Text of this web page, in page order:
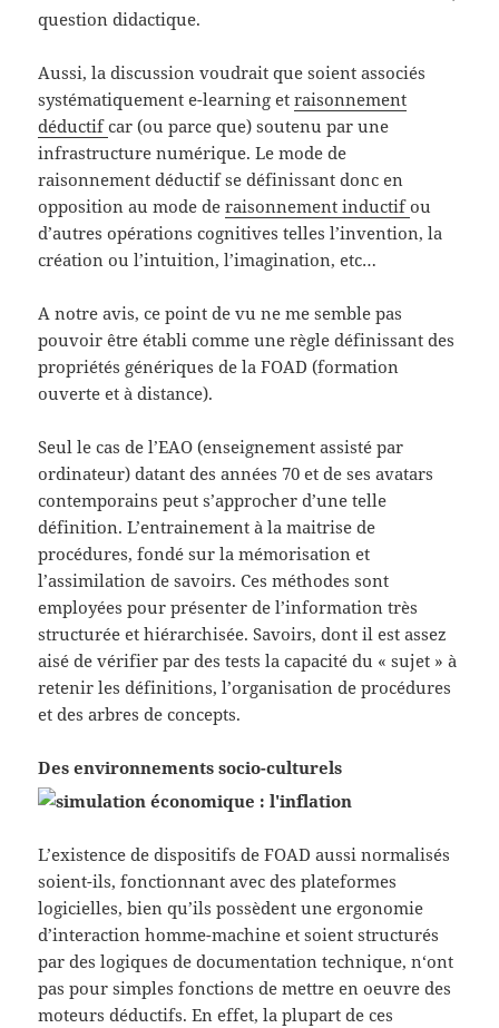
question didactique.
Aussi, la discussion voudrait que soient associés
systématiquement e-learning etraisonnement
déductifcar (ou parce que) soutenu par une
infrastructure numérique. Le mode de
raisonnement déductif se définissant donc en
opposition au mode deraisonnement inductifou
d’autres opérations cognitives telles l’invention, la
création ou l’intuition, l’imagination, etc…
A notre avis, ce point de vu ne me semble pas
pouvoir être établi comme une règle définissant des
propriétés génériques de la FOAD (formation
ouverte et à distance).
Seul le cas de l’EAO (enseignement assisté par
ordinateur) datant des années 70 et de ses avatars
contemporains peut s’approcher d’une telle
définition. L’entrainement à la maitrise de
procédures, fondé sur la mémorisation et
l’assimilation de savoirs. Ces méthodes sont
employées pour présenter de l’information très
structurée et hiérarchisée. Savoirs, dont il est assez
aisé de vérifier par des tests la capacité du « sujet » à
retenir les définitions, l’organisation de procédures
et des arbres de concepts.
Des environnements socio-culturels
L’existence de dispositifs de FOAD aussi normalisés
soient-ils, fonctionnant avec des plateformes
logicielles, bien qu’ils possèdent une ergonomie
d’interaction homme-machine et soient structurés
par des logiques de documentation technique,n‘ont
pas pour simples fonctions de mettre en oeuvre des
moteurs déductifs. En effet, la plupart de ces